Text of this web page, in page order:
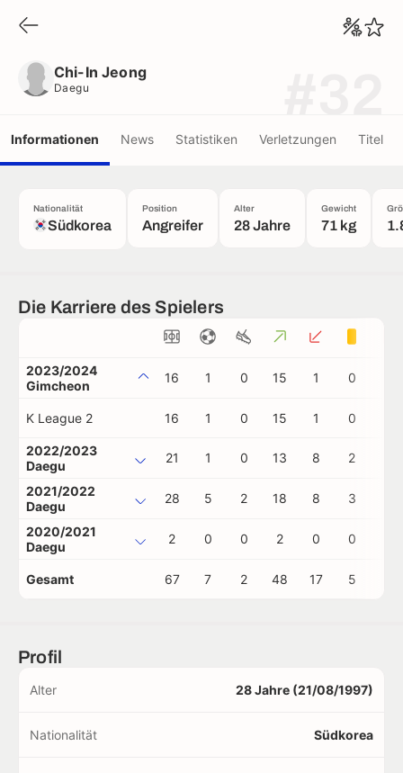
Chi-In Jeong
Daegu
Informationen News Statistiken Verletzungen Titel
Nationalität
Südkorea
Position
Angreifer
Alter
28 Jahre
Gewicht
71 kg
Die Karriere des Spielers
2023/2024
Gimcheon
16 1 0 15 1 0
K League 2 16 1 0 15 1 0
2022/2023
Daegu
21 1 0 13 8 2
2021/2022
Daegu
28 5 2 18 8 3
2020/2021
Daegu
2 0 0 2 0 0
Gesamt 67 7 2 48 17 5
Profil
Alter 28 Jahre (21/08/1997)
Nationalität Südkorea